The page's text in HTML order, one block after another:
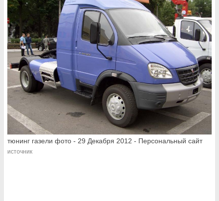
тюнинг газели фото - 29 Декабря 2012 - Персональный сайт
источник